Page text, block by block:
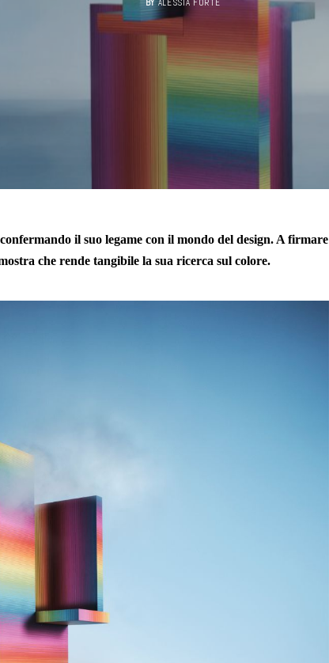
il suo legame con il mondo del design. A firmare
che rende tangibile la sua ricerca sul colore.